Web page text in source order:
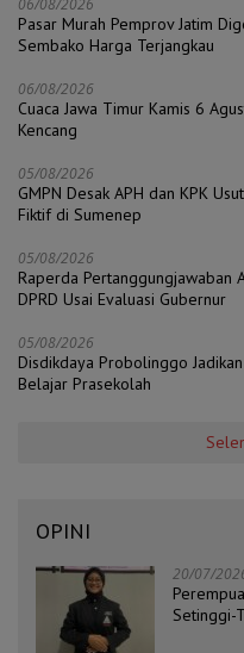
06/08/2026
Pasar Murah Pemprov Jatim
Sembako Harga Terjangkau
06/08/2026
Cuaca Jawa Timur Kamis 6
Kencang
05/08/2026
GMPN Desak APH dan KPK
Fiktif di Sumenep
05/08/2026
Raperda Pertanggungjawaban
DPRD Usai Evaluasi Gubernur
05/08/2026
Disdikdaya Probolinggo
Belajar Prasekolah
OPINI
20/07/
Setinggi-